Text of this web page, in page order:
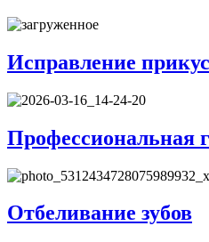
Исправление
Профессиональная
Отбеливание зубов